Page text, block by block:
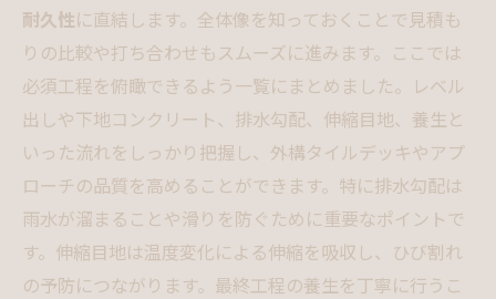
耐久性に直結します。全体像を知っておくことで見積も
りの比較や打ち合わせもスムーズに進みます。ここでは
必須工程を俯瞰できるよう一覧にまとめました。レベル
出しや下地コンクリート、排水勾配、伸縮目地、養生と
いった流れをしっかり把握し、外構タイルデッキやアプ
ローチの品質を高めることができます。特に排水勾配は
雨水が溜まることや滑りを防ぐために重要なポイントで
す。伸縮目地は温度変化による伸縮を吸収し、ひび割れ
の予防につながります。最終工程の養生を丁寧に行うこ